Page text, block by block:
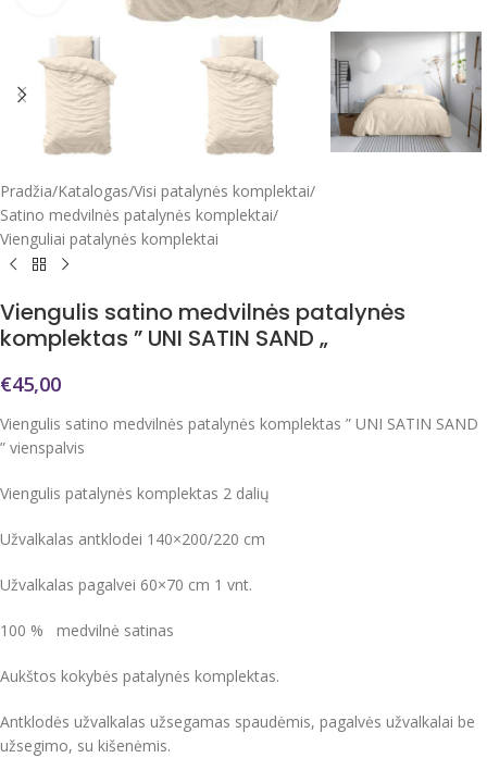
Pradžia/Katalogas/Visi patalynės komplektai/
Satino medvilnės patalynės komplektai/
Vienguliai patalynės komplektai
Viengulis satino medvilnės patalynės
komplektas ” UNI SATIN SAND „
€45,00
Viengulis satino medvilnės patalynės komplektas ” UNI SATIN SAND
” vienspalvis
Viengulis patalynės komplektas 2 dalių
Užvalkalas antklodei 140×200/220 cm
Užvalkalas pagalvei 60×70 cm 1 vnt.
100 % medvilnė satinas
Aukštos kokybės patalynės komplektas.
Antklodės užvalkalas užsegamas spaudėmis, pagalvės užvalkalai be
užsegimo, su kišenėmis.